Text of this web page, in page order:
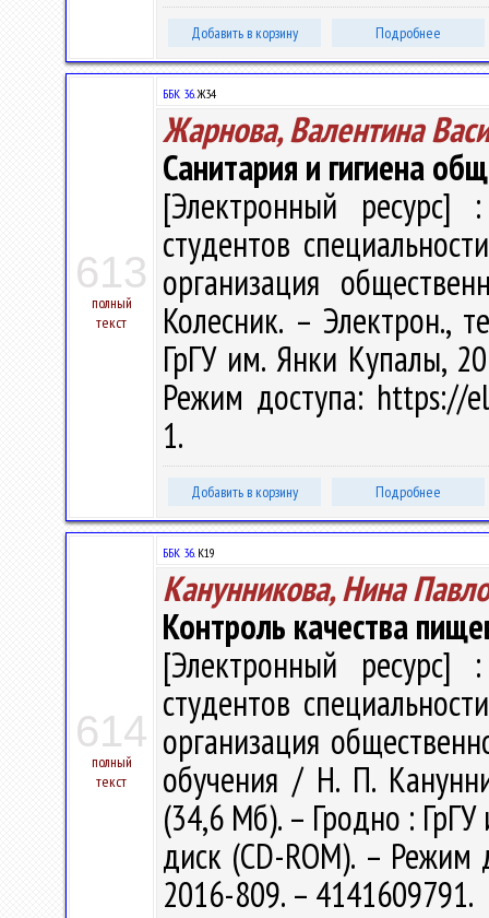
Добавить в корзину Подробнее
613
полный
текст
ББК 36.Ж34
Жарнова, Валентина
Санитария и гигиена
[Электронный ресурс]
студентов
организация
Колесник. – Электрон.,
ГрГУ им. Янки Купалы,
Режим доступа: https://
1.
Добавить в корзину Подробнее
614
полный
текст
ББК 36.К19
Канунникова, Нина
Контроль качества
[Электронный ресурс]
студентов
организация
обучения / Н. П.
(34,6 Мб). – Гродно :
диск (CD-ROM). –
2016-809. – 4141609791.